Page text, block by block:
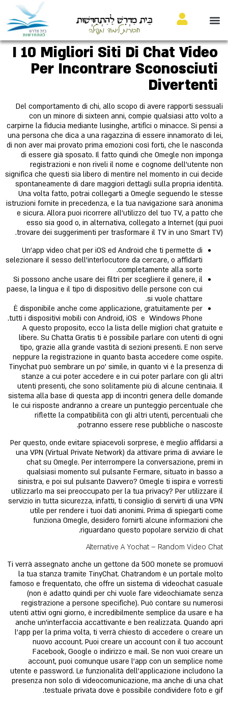
בֵּית מִדְרָשׁ לַהִתְחַדְּשׁוּת
חבורות לימוד ותפילה
I 10 Migliori Siti Di Chat Video
Per Incontrare Sconosciuti
Divertenti
Del comportamento di chi, allo scopo di avere rapporti sessuali
con un minore di sixteen anni, compie qualsiasi atto volto a
carpirne la fiducia mediante lusinghe, artifici o minacce. Si pensi a
una persona che dica a una ragazzina di essere innamorato di lei,
di non aver mai provato prima emozioni così forti, che le nasconda
di essere già sposato. Il fatto quindi che Omegle non imponga
registrazioni e non riveli il nome e cognome dell’utente non
significa che questi sia libero di mentire nel momento in cui decide
spontaneamente di dare maggiori dettagli sulla propria identità.
Una volta fatto, potrai collegarti a Omegle seguendo le stesse
istruzioni fornite in precedenza, e la tua navigazione sarà anonima
e sicura. Allora puoi ricorrere all’utilizzo del tuo TV, a patto che
esso sia good o, in alternativa, collegato a Internet (qui puoi
trovare dei suggerimenti per trasformare il TV in uno Smart TV).
Un’app video chat per iOS ed Android che ti permette di
selezionare il sesso dell’interlocutore da cercare, o affidarti
completamente alla sorte.
Si possono anche usare dei filtri per scegliere il genere, il
paese, la lingua e il tipo di dispositivo delle persone con cui
si vuole chattare.
È disponibile anche come applicazione, gratuitamente per
tutti i dispositivi mobili con Android, iOS e Windows Phone.
A questo proposito, ecco la lista delle migliori chat gratuite e
libere. Su Chatta Gratis ti è possibile parlare con utenti di ogni
tipo, grazie alla grande vastità di sezioni presenti. E non serve
neppure la registrazione in quanto basta accedere come ospite.
Tinychat può sembrare un po’ simile, in quanto vi è la presenza di
stanze a cui poter accedere e in cui poter parlare con gli altri
utenti presenti, che sono solitamente più di alcune centinaia. Il
sistema alla base di questa app di incontri genera delle domande
le cui risposte andranno a creare un punteggio percentuale che
riflette la compatibilità con gli altri utenti, percentuali che
potranno essere rese pubbliche o nascoste.
Per questo, onde evitare spiacevoli sorprese, è meglio affidarsi a
una VPN (Virtual Private Network) da attivare prima di avviare le
chat su Omegle. Per interrompere la conversazione, premi in
qualsiasi momento sul pulsante Fermare, situato in basso a
sinistra, e poi sul pulsante Davvero? Omegle ti ispira e vorresti
utilizzarlo ma sei preoccupato per la tua privacy? Per utilizzare il
servizio in tutta sicurezza, infatti, ti consiglio di servirti di una VPN
utile per rendere i tuoi dati anonimi. Prima di spiegarti come
funziona Omegle, desidero fornirti alcune informazioni che
riguardano questo popolare servizio di chat.
Alternative A Yochat – Random Video Chat
Ti verrà assegnato anche un gettone da 500 monete se promuovi
la tua stanza tramite TinyChat. Chatrandom è un portale molto
famoso e frequentato, che offre un sistema di videochat casuale
(non è adatto quindi per chi vuole fare videochiamate senza
registrazione a persone specifiche). Può contare su numerosi
utenti attivi ogni giorno, è incredibilmente semplice da usare e ha
anche un'interfaccia accattivante e ben realizzata. Quando apri
l'app per la prima volta, ti verrà chiesto di accedere o creare un
nuovo account. Puoi creare un account con il tuo account
Facebook, Google o indirizzo e mail. Se non vuoi creare un
account, puoi comunque usare l'app con un semplice nome
utente e password. Le funzionalità dell’applicazione includono la
presenza non solo di videocomunicazione, ma anche di una chat
testuale privata dove è possibile condividere foto e gif.